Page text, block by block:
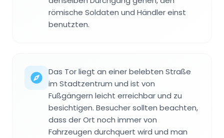
römische Soldaten und Händler einst
benutzten.
Das Tor liegt an einer belebten Straße
im Stadtzentrum und ist von
Fußgängern leicht erreichbar und zu
besichtigen. Besucher sollten beachten,
dass der Ort noch immer von
Fahrzeugen durchquert wird und man